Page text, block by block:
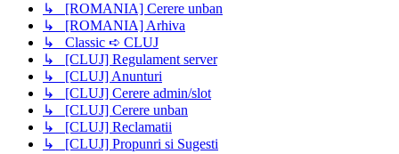
↳ [ROMANIA] Cerere unban
↳ [ROMANIA] Arhiva
↳ Classic ➪ CLUJ
↳ [CLUJ] Regulament server
↳ [CLUJ] Anunturi
↳ [CLUJ] Cerere admin/slot
↳ [CLUJ] Cerere unban
↳ [CLUJ] Reclamatii
↳ [CLUJ] Propunri si Sugesti